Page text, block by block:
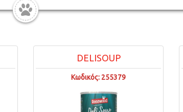
DELISOUP
Κωδικός: 255379